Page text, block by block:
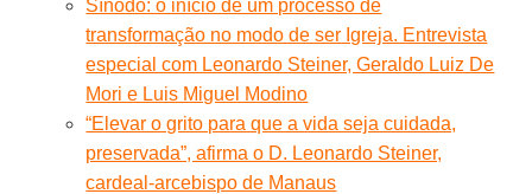
Sínodo: o início de um processo de
transformação no modo de ser Igreja. Entrevista
especial com Leonardo Steiner, Geraldo Luiz De
Mori e Luis Miguel Modino
“Elevar o grito para que a vida seja cuidada,
preservada”, afirma o D. Leonardo Steiner,
cardeal-arcebispo de Manaus